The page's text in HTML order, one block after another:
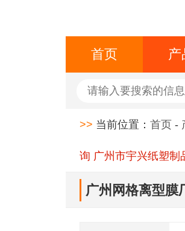
首页 产
>> 当前位置： 首页 -
询 广州市宇兴纸塑制
广州网格离型膜